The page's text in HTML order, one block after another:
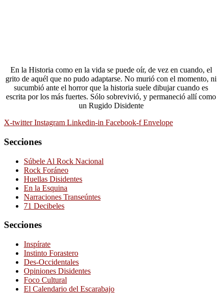
En la Historia como en la vida se puede oír, de vez en cuando, el
grito de aquél que no pudo adaptarse. No murió con el momento, ni
sucumbió ante el horror que la historia suele dibujar cuando es
escrita por los más fuertes. Sólo sobrevivió, y permaneció allí como
un Rugido Disidente
X-twitter Instagram Linkedin-in Facebook-f Envelope
Secciones
Súbele Al Rock Nacional
Rock Foráneo
Huellas Disidentes
En la Esquina
Narraciones Transeúntes
71 Decibeles
Secciones
Inspírate
Instinto Forastero
Des-Occidentales
Opiniones Disidentes
Foco Cultural
El Calendario del Escarabajo